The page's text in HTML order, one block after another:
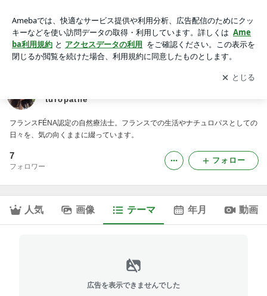
ログ / Kaori Go Naturopathe
アプリをダウンロードして ブログの更新通知
を受け取りまし
ょう。
開く
turopathe
フランスFÉNA認定の自然療法士。フランスでの生活やナチュロパスとしての
日々を、気の向くままに綴っています。
7
フォロワー
フォロー
人気 画像 テーマ 年月 動画
広告を表示できませんでした